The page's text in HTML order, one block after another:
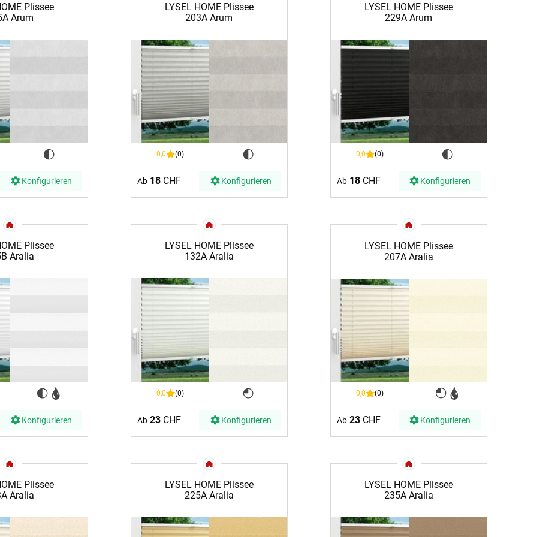
Zubehör Raumakustik-
ÜBER UNS VERSAND
Kostenloser Musterversand
Reklamation
Widerruf
BEZAHLUNG
Rechnung
Plissee
Arum
Konfigurieren
LYSEL HOME Plissee
203A Arum
0,0 (0)
Ab 18CHF Konfigurieren
LYSEL HOME Plissee
229A Arum
0,0 (0)
Ab 18CHF Konfigurieren
Plissee
Aralia
Konfigurieren
LYSEL HOME Plissee
132A Aralia
0,0 (0)
Ab 23CHF Konfigurieren
LYSEL HOME Plissee
207A Aralia
0,0 (0)
Ab 23CHF Konfigurieren
Plissee
Aralia
LYSEL HOME Plissee
225A Aralia
LYSEL HOME Plissee
235A Aralia